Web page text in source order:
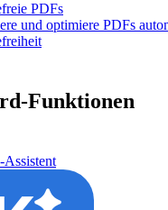
PDFs
und optimiere PDFs
Funktionen